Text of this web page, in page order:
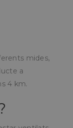
mides,
a
4 km.